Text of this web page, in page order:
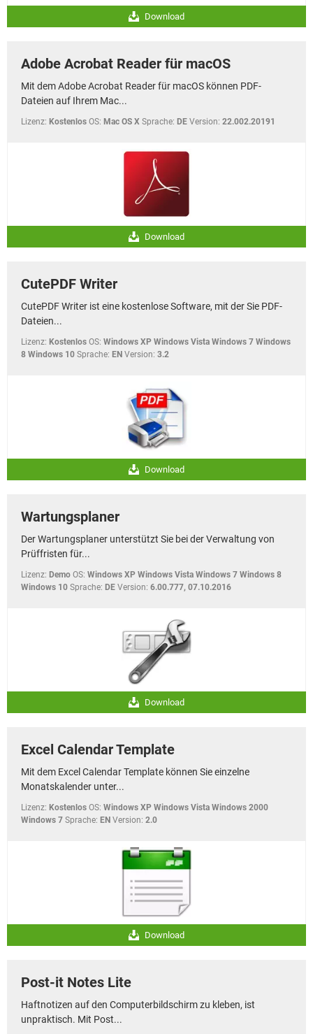
Download
Adobe Acrobat Reader für macOS
Mit dem Adobe Acrobat Reader für macOS können PDF-
Dateien auf Ihrem Mac...
Lizenz: Kostenlos OS: Mac OS X Sprache: DE Version: 22.002.20191
Download
CutePDF Writer
CutePDF Writer ist eine kostenlose Software, mit der Sie PDF-
Dateien...
Lizenz: Kostenlos OS: Windows XP Windows Vista Windows 7 Windows
8 Windows 10 Sprache: EN Version: 3.2
Download
Wartungsplaner
Der Wartungsplaner unterstützt Sie bei der Verwaltung von
Prüffristen für...
Lizenz: Demo OS: Windows XP Windows Vista Windows 7 Windows 8
Windows 10 Sprache: DE Version: 6.00.777, 07.10.2016
Download
Excel Calendar Template
Mit dem Excel Calendar Template können Sie einzelne
Monatskalender unter...
Lizenz: Kostenlos OS: Windows XP Windows Vista Windows 2000
Windows 7 Sprache: EN Version: 2.0
Download
Post-it Notes Lite
Haftnotizen auf den Computerbildschirm zu kleben, ist
unpraktisch. Mit Post...